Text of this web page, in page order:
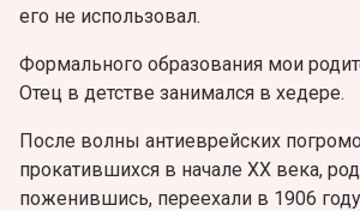
его не использовал.
Формального образования мои
Отец в детстве занимался в хедере.
После волны антиеврейских
прокатившихся в начале XX века,
поженившись, переехали в 1906